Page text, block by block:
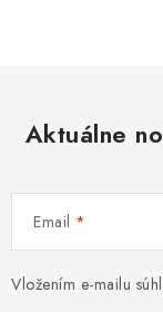
Aktuálne
Email
Vložením e-mailu